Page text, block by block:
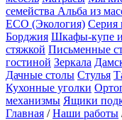
семейства Альба из
ECO (Экология) Серия
Борджия Шкафы-купе
стяжкой Письменные
гостиной Зеркала
Дачные столы Стулья
Кухонные уголки
механизмы Ящики
Главная /Наши работы